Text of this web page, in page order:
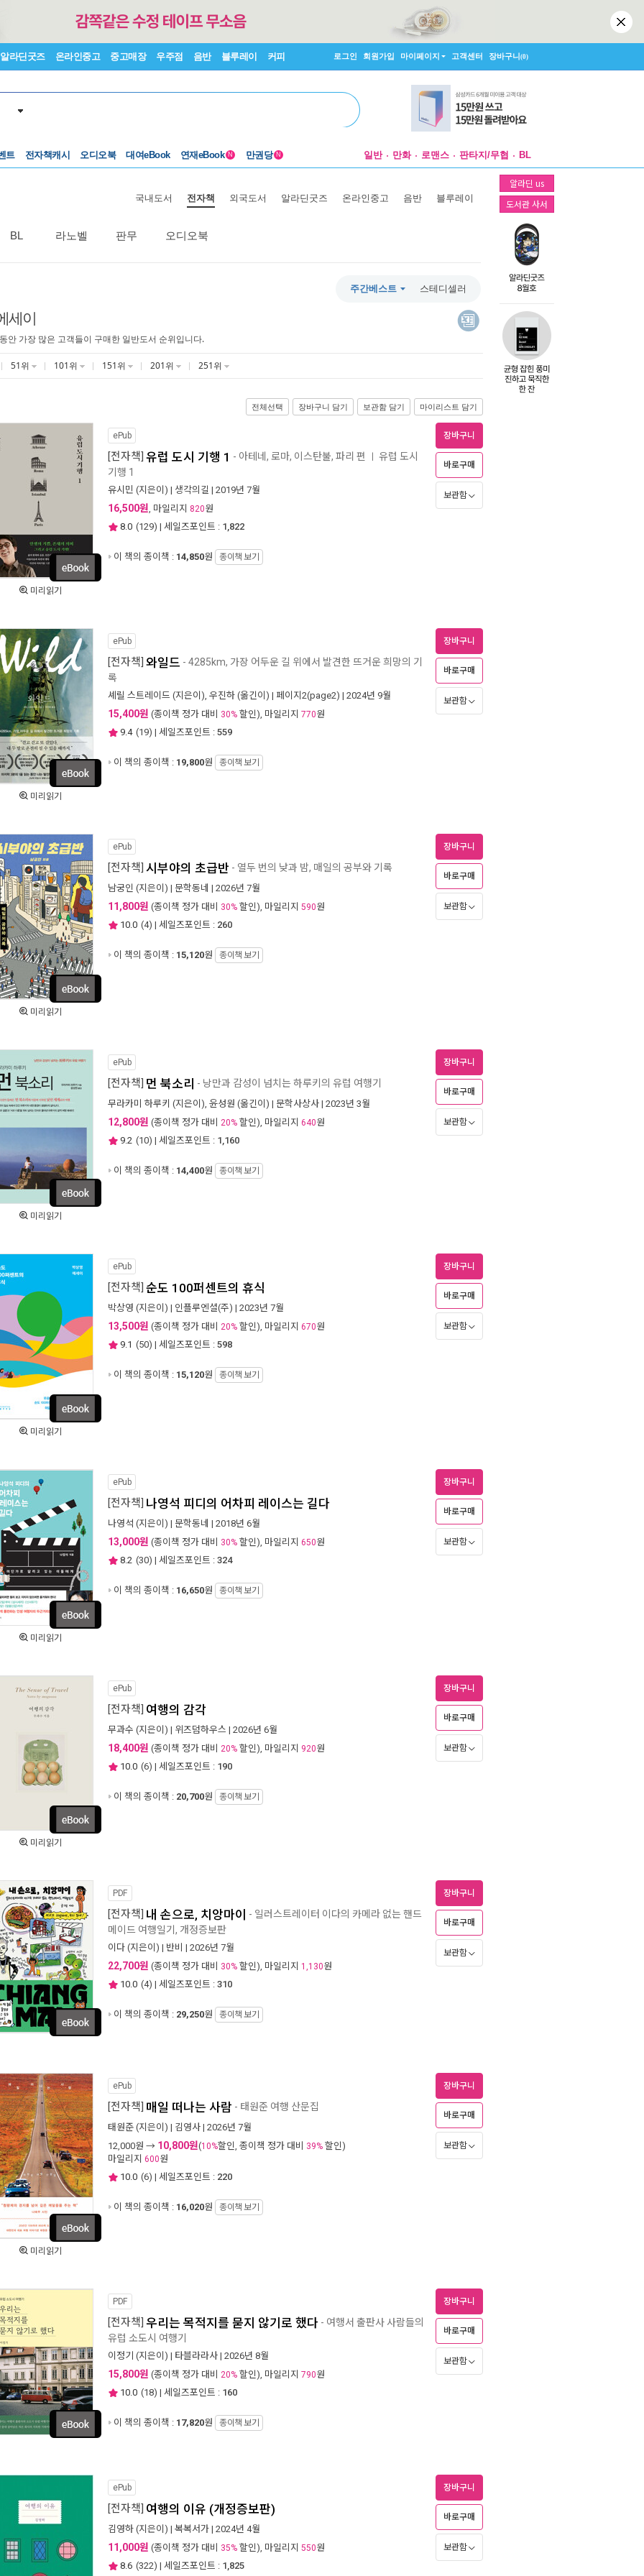
알라딘굿즈 온라인중고 중고매장 우주점 음반 블루레이 커피 로그인 회원가입 마이페이지 고객센터 장바구니(0)
트 전자책캐시 오디오북 대여eBook 연재eBook N 만권당 N 일반 만화 로맨스 판타지/무협 BL
알라딘 us
도서관 사서
국내도서 전자책 외국도서 알라딘굿즈 온라인중고 음반 블루레이
BL 라노벨 판무 오디오북
주간베스트 스테디셀러
세이
안 가장 많은 고객들이 구매한 일반도서 순위입니다.
51위 101위 151위 201위 251위
전체선택 장바구니 담기 보관함 담기 마이리스트 담기
미리읽기
ePub
[전자책] 유럽 도시 기행 1 - 아테네, 로마, 이스탄불, 파리 편 유럽 도시
기행 1
유시민 (지은이) | 생각의길 | 2019년 7월
16,500원, 마일리지 820원
8.0 (129) | 세일즈포인트 : 1,822
이 책의 종이책 : 14,850원 종이책 보기
장바구니
바로구매
보관함
미리읽기
ePub
[전자책] 와일드 - 4285km, 가장 어두운 길 위에서 발견한 뜨거운 희망의 기
록
셰릴 스트레이드 (지은이), 우진하 (옮긴이) | 페이지2(page2) | 2024년 9월
15,400원 (종이책 정가 대비 30% 할인), 마일리지 770원
9.4 (19) | 세일즈포인트 : 559
이 책의 종이책 : 19,800원 종이책 보기
장바구니
바로구매
보관함
미리읽기
ePub
[전자책] 시부야의 초급반 - 열두 번의 낮과 밤, 매일의 공부와 기록
남궁인 (지은이) | 문학동네 | 2026년 7월
11,800원 (종이책 정가 대비 30% 할인), 마일리지 590원
10.0 (4) | 세일즈포인트 : 260
이 책의 종이책 : 15,120원 종이책 보기
장바구니
바로구매
보관함
미리읽기
ePub
[전자책] 먼 북소리 - 낭만과 감성이 넘치는 하루키의 유럽 여행기
무라카미 하루키 (지은이), 윤성원 (옮긴이) | 문학사상사 | 2023년 3월
12,800원 (종이책 정가 대비 20% 할인), 마일리지 640원
9.2 (10) | 세일즈포인트 : 1,160
이 책의 종이책 : 14,400원 종이책 보기
장바구니
바로구매
보관함
미리읽기
ePub
[전자책] 순도 100퍼센트의 휴식
박상영 (지은이) | 인플루엔셜(주) | 2023년 7월
13,500원 (종이책 정가 대비 20% 할인), 마일리지 670원
9.1 (50) | 세일즈포인트 : 598
이 책의 종이책 : 15,120원 종이책 보기
장바구니
바로구매
보관함
미리읽기
ePub
[전자책] 나영석 피디의 어차피 레이스는 길다
나영석 (지은이) | 문학동네 | 2018년 6월
13,000원 (종이책 정가 대비 30% 할인), 마일리지 650원
8.2 (30) | 세일즈포인트 : 324
이 책의 종이책 : 16,650원 종이책 보기
장바구니
바로구매
보관함
미리읽기
ePub
[전자책] 여행의 감각
무과수 (지은이) | 위즈덤하우스 | 2026년 6월
18,400원 (종이책 정가 대비 20% 할인), 마일리지 920원
10.0 (6) | 세일즈포인트 : 190
이 책의 종이책 : 20,700원 종이책 보기
장바구니
바로구매
보관함
PDF
[전자책] 내 손으로, 치앙마이 - 일러스트레이터 이다의 카메라 없는 핸드
메이드 여행일기, 개정증보판
이다 (지은이) | 반비 | 2026년 7월
22,700원 (종이책 정가 대비 30% 할인), 마일리지 1,130원
10.0 (4) | 세일즈포인트 : 310
이 책의 종이책 : 29,250원 종이책 보기
장바구니
바로구매
보관함
미리읽기
ePub
[전자책] 매일 떠나는 사람 - 태원준 여행 산문집
태원준 (지은이) | 김영사 | 2026년 7월
12,000원 → 10,800원(10%할인, 종이책 정가 대비 39% 할인)
마일리지 600원
10.0 (6) | 세일즈포인트 : 220
이 책의 종이책 : 16,020원 종이책 보기
장바구니
바로구매
보관함
PDF
[전자책] 우리는 목적지를 묻지 않기로 했다 - 여행서 출판사 사람들의
유럽 소도시 여행기
이정기 (지은이) | 타블라라사 | 2026년 8월
15,800원 (종이책 정가 대비 20% 할인), 마일리지 790원
10.0 (18) | 세일즈포인트 : 160
이 책의 종이책 : 17,820원 종이책 보기
장바구니
바로구매
보관함
ePub
[전자책] 여행의 이유 (개정증보판)
김영하 (지은이) | 복복서가 | 2024년 4월
11,000원 (종이책 정가 대비 35% 할인), 마일리지 550원
8.6 (322) | 세일즈포인트 : 1,825
장바구니
바로구매
보관함